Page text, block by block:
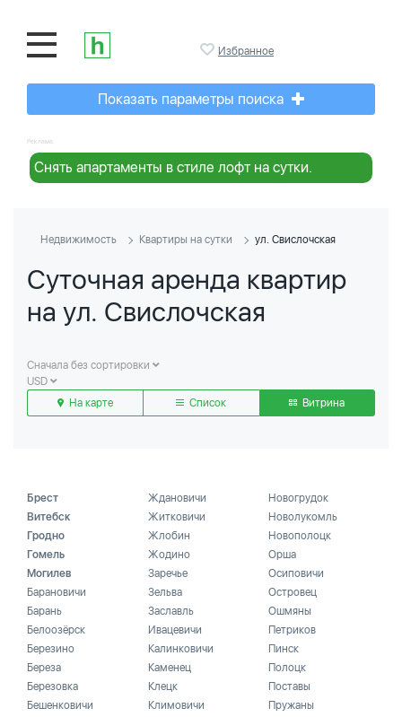
Избранное
Показать параметры поиска
Реклама:
Снять апартаменты в стиле лофт на сутки.
Недвижимость Квартиры на сутки ул. Свислочская
Суточная аренда квартир
на ул. Свислочская
Сначала без сортировки
USD
На карте
Список Витрина
Брест
Витебск
Гродно
Гомель
Могилев
Барановичи
Барань
Белоозёрск
Березино
Береза
Березовка
Бешенковичи
Ждановичи
Житковичи
Жлобин
Жодино
Заречье
Зельва
Заславль
Ивацевичи
Калинковичи
Каменец
Клецк
Климовичи
Новогрудок
Новолукомль
Новополоцк
Орша
Осиповичи
Островец
Ошмяны
Петриков
Пинск
Полоцк
Поставы
Пружаны